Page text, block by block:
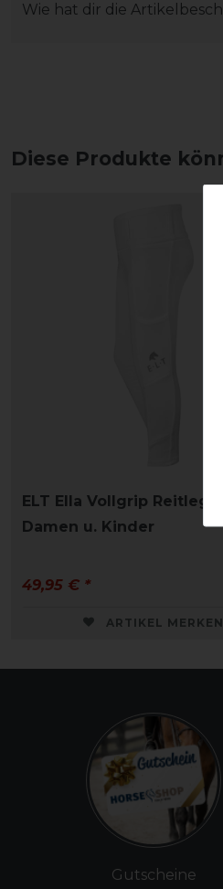
Wie hat dir die
Diese Produkte
ELT Ella Vollgrip
Damen u. Kinder
49,95 € *
ARTIKEL MERKEN
Gutscheine